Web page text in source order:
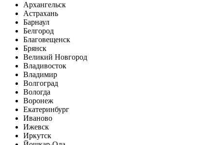
Архангельск
Астрахань
Барнаул
Белгород
Благовещенск
Брянск
Великий Новгород
Владивосток
Владимир
Волгоград
Вологда
Воронеж
Екатеринбург
Иваново
Ижевск
Иркутск